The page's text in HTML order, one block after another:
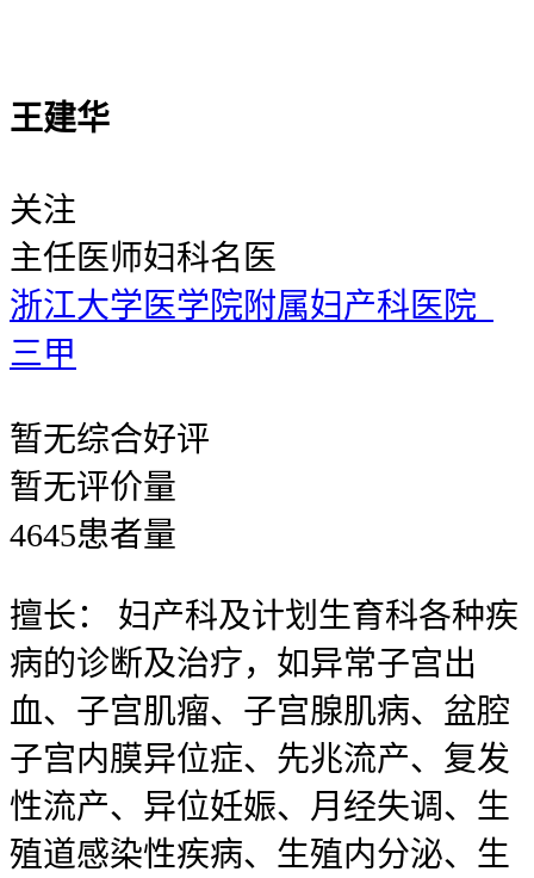
王建华
关注
主任医师妇科名医
浙江大学医学院附属妇产科医院
三甲
暂无综合好评
暂无评价量
4645患者量
擅长：
妇产科及计划生育科各种疾
病的诊断及治疗，如异常子宫出
血、子宫肌瘤、子宫腺肌病、盆腔
子宫内膜异位症、先兆流产、复发
性流产、异位妊娠、月经失调、生
殖道感染性疾病、生殖内分泌、生